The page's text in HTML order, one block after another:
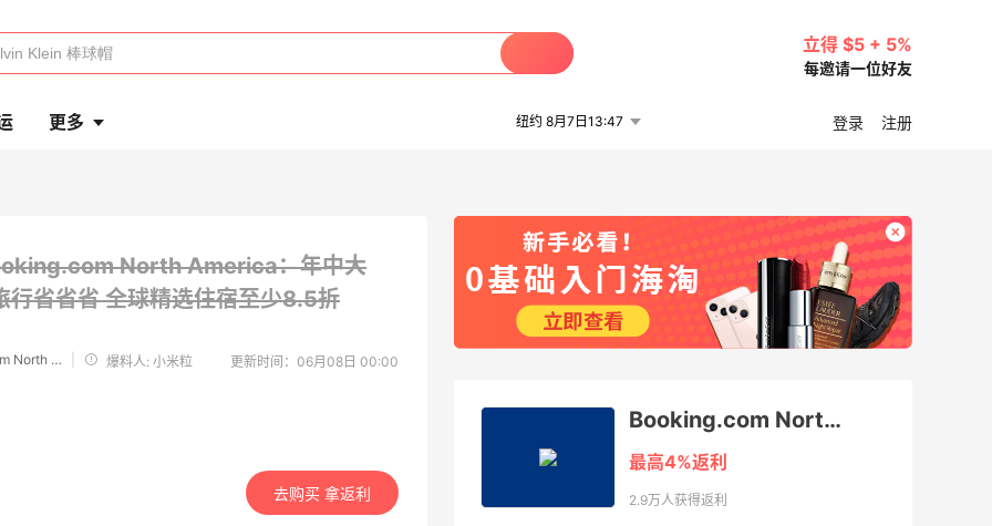
立得 $5 + 5%
每邀请一位好友
更多 纽约 8月7日13:47 登录 注册
North America：年中大
行省省省全球精选住宿至少8.5折
Booking.com North America 爆料人: 小米粒 更新时间：06月08日 00:00
去购买 拿返利
Booking.com North America
最高4%返利
2.9万人获得返利